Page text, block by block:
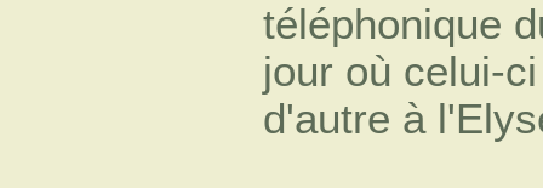
téléphonique
jour où celui-
d'autre à